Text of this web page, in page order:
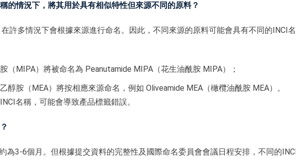
的情況下，將其用於具有相似特性但來源不同的原料？
許多情況下會根據來源進行命名。因此，不同來源的原料可能會具有不同的INCI
（MIPA）將被命名為 Peanutamide MIPA（花生油酰胺 MIPA）；
醇胺（MEA）將按相應來源命名，例如 Oliveamide MEA（橄欖油酰胺 MEA）。
名稱，可能會導致產品標籤錯誤。
為3-6個月。但根據提交資料的完整性及國際命名委員會會議日程安排，不同的